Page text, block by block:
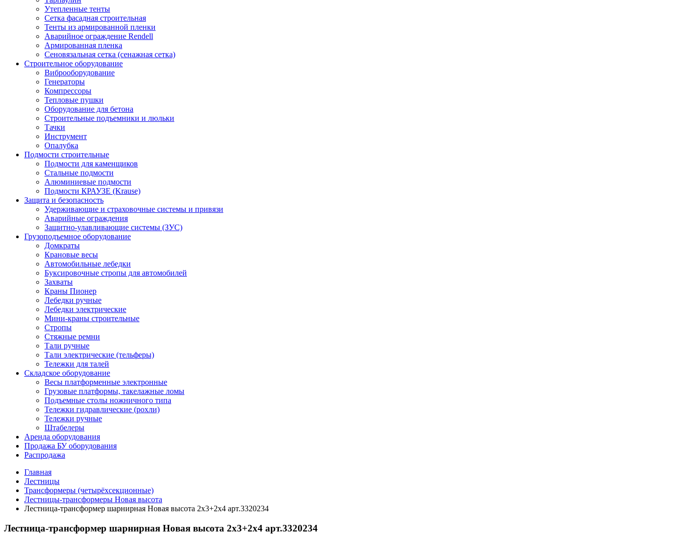
Утепленные тенты
Сетка фасадная строительная
Тенты из армированной пленки
Аварийное ограждение Rendell
Армированная пленка
Сеновязальная сетка (сенажная сетка)
Строительное оборудование
Виброоборудование
Генераторы
Компрессоры
Тепловые пушки
Оборудование для бетона
Строительные подъемники и люльки
Тачки
Инструмент
Опалубка
Подмости строительные
Подмости для каменщиков
Стальные подмости
Алюминиевые подмости
Подмости КРАУЗЕ (Krause)
Защита и безопасность
Удерживающие и страховочные системы и привязи
Аварийные ограждения
Защитно-улавливающие системы (ЗУС)
Грузоподъемное оборудование
Домкраты
Крановые весы
Автомобильные лебедки
Буксировочные стропы для автомобилей
Захваты
Краны Пионер
Лебедки ручные
Лебедки электрические
Мини-краны строительные
Стропы
Стяжные ремни
Тали ручные
Тали электрические (тельферы)
Тележки для талей
Складское оборудование
Весы платформенные электронные
Грузовые платформы, такелажные ломы
Подъемные столы ножничного типа
Тележки гидравлические (рохли)
Тележки ручные
Штабелеры
Аренда оборудования
Продажа БУ оборудования
Распродажа
Главная
Лестницы
Трансформеры (четырёхсекционные)
Лестницы-трансформеры Новая высота
Лестница-трансформер шарнирная Новая высота 2х3+2х4 арт.3320234
Лестница-трансформер шарнирная Новая высота 2х3+2х4 арт.3320234